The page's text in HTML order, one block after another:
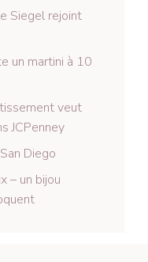
Siegel rejoint
un martini à 10
veut
JCPenney
Diego
– un bijou